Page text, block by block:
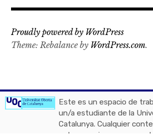
Proudly powered by WordPress
Theme: Rebalance by WordPress.com.
Este es un espacio de
un/a estudiante de la
Catalunya. Cualquier